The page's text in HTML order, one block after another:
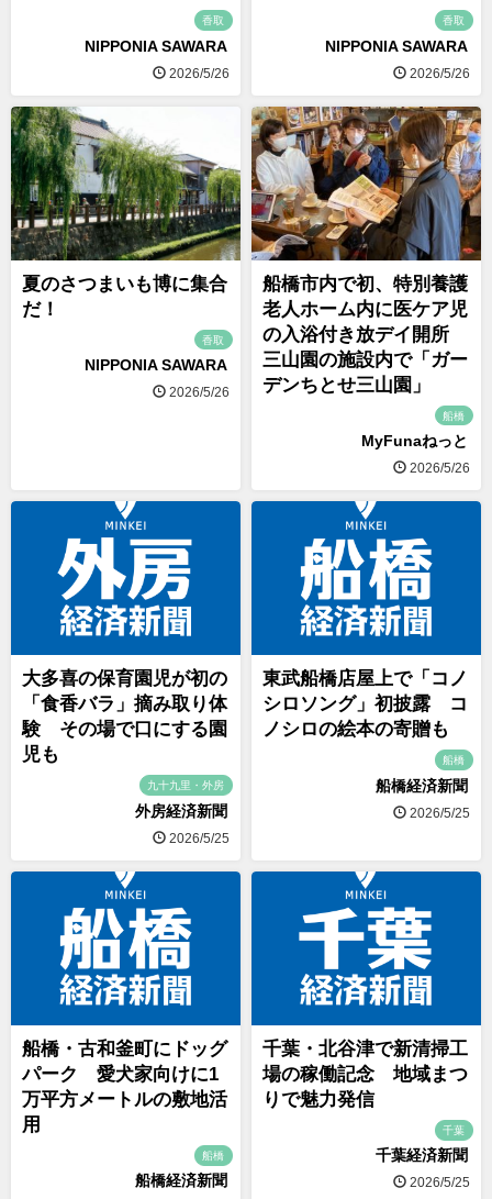
香取
NIPPONIA SAWARA
2026/5/26
香取
NIPPONIA SAWARA
2026/5/26
夏のさつまいも博に集合
だ！
香取
NIPPONIA SAWARA
2026/5/26
船橋市内で初、特別養護
老人ホーム内に医ケア児
の入浴付き放デイ開所
三山園の施設内で「ガー
デンちとせ三山園」
船橋
MyFunaねっと
2026/5/26
大多喜の保育園児が初の
「食香バラ」摘み取り体
験 その場で口にする園
児も
九十九里・外房
外房経済新聞
2026/5/25
東武船橋店屋上で「コノ
シロソング」初披露 コ
ノシロの絵本の寄贈も
船橋
船橋経済新聞
2026/5/25
船橋・古和釜町にドッグ
パーク 愛犬家向けに1
万平方メートルの敷地活
用
船橋
船橋経済新聞
千葉・北谷津で新清掃工
場の稼働記念 地域まつ
りで魅力発信
千葉
千葉経済新聞
2026/5/25